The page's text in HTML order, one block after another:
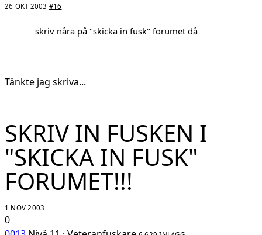
26 OKT 2003 #16
skriv nåra på "skicka in fusk" forumet då
Tänkte jag skriva...
SKRIV IN FUSKEN I
"SKICKA IN FUSK"
FORUMET!!!
1 NOV 2003
0